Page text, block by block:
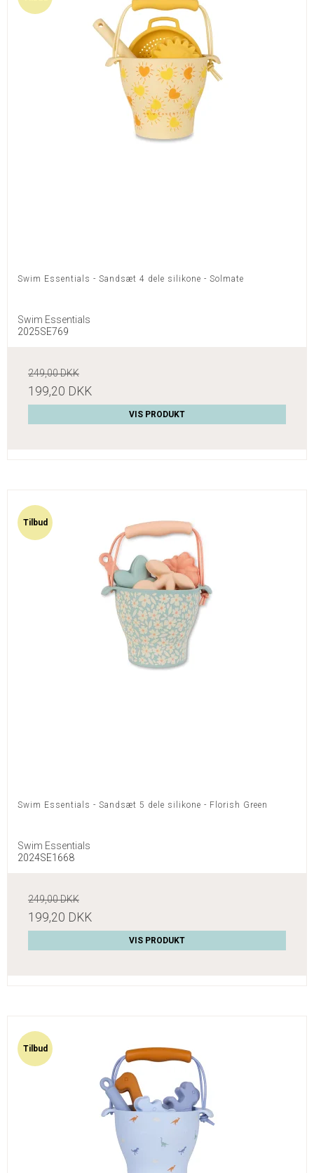
Swim Essentials - Sandsæt 4 dele silikone - Solmate
Swim Essentials
2025SE769
249,00 DKK
199,20 DKK
VIS PRODUKT
Tilbud
Swim Essentials - Sandsæt 5 dele silikone - Florish Green
Swim Essentials
2024SE1668
249,00 DKK
199,20 DKK
VIS PRODUKT
Tilbud